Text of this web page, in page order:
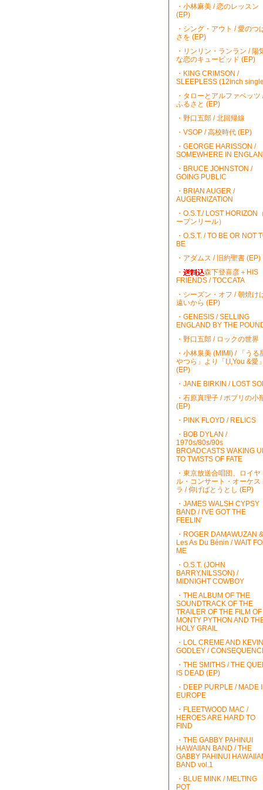
・小林麻美 / 恋のレッスン
(EP)
・シング・アウト / 愛のつ
さを (EP)
・リンリン・ランラン / 陽
な恋のキューピッド (EP)
・KING CRIMSON /
SLEEPLESS (12inch
・タローとアルファベッツ
ふるさと (EP)
・野口五郎 / 北回帰線
・VSOP / 高校時代 (EP)
・GEORGE HARISSON /
SOMEWHERE IN
・BRUCE JOHNSTON /
GOING PUBLIC
・BRIAN AUGER /
AUGERNIZATION
・O.S.T./ LOST HORIZON
ープンリール）
・O.S.T. / TO BE OR NOT
BE
・アダムス / 旧約聖書 (EP)
・
森下登喜彦＋HIS
FRIENDS / TOCCATA
・シーズン・オフ / 朝焼け
遠いから (EP)
・GENESIS / SELLING
ENGLAND BY THE
・野口五郎 / ロックの世界
・小林泉美 (MIMI) / 「うる
やつら」より「I,I,You &愛」
(EP)
・JANE BIRKIN / LOST
・石原真理子 / ポプリの小
(EP)
・PINK FLOYD / RELICS
・BOB DYLAN /
1970s/80s/90s
BROADCASTS WAKING
TO TWISTS OF FATE
・東京放送合唱団、ロイヤ
ル・コンサート・オーケス
ラ / 仰げばとうとし (EP)
・JAMES WALSH CYPSY
BAND / I'VE GOT THE
FEELIN'
・ROGER DAMAWUZAN &
Les As Du Bénin / WAIT
ME
・O.S.T. (JOHN
BARRY,NILSSON) /
MIDNIGHT COWBOY
・THE ALBUM OF THE
SOUNDTRACK OF THE
TRAILER OF THE FILM OF
MONTY PYTHON AND
HOLY GRAIL
・LOL CREME AND KEVIN
GODLEY /
・THE SMITHS / THE
IS DEAD (EP)
・DEEP PURPLE / MADE
EUROPE
・FLEETWOOD MAC /
HEROES ARE HARD TO
FIND
・THE GABBY PAHINUI
HAWAIIAN BAND / THE
GABBY PAHINUI
BAND vol.1
・BLUE MINK / MELTING
POT